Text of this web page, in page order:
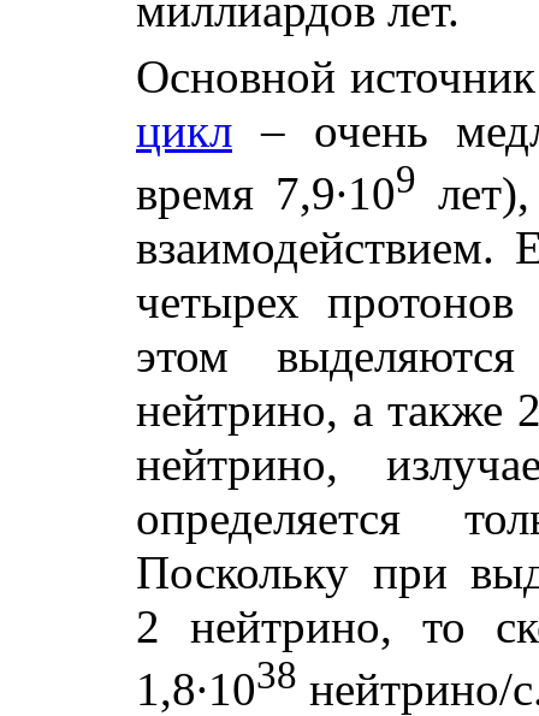
Основной
цикл – очень
время 7,9∙109
взаимодействием.
четырех
этом
нейтрино, а также
нейтрино,
определяется
Поскольку при
2 нейтрино, то
1,8∙1038 нейтрино/